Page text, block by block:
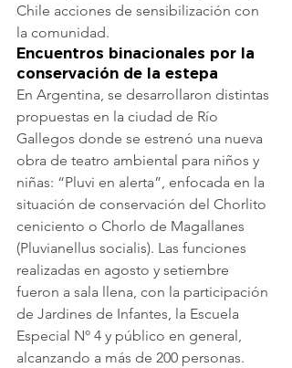
Chile acciones de sensibilización con
la comunidad.
Encuentros binacionales por la
conservación de la estepa
En Argentina, se desarrollaron distintas
propuestas en la ciudad de Río
Gallegos donde se estrenó una nueva
obra de teatro ambiental para niños y
niñas: “Pluvi en alerta”, enfocada en la
situación de conservación del Chorlito
ceniciento o Chorlo de Magallanes
(Pluvianellus socialis). Las funciones
realizadas en agosto y setiembre
fueron a sala llena, con la participación
de Jardines de Infantes, la Escuela
Especial Nº 4 y público en general,
alcanzando a más de 200 personas.